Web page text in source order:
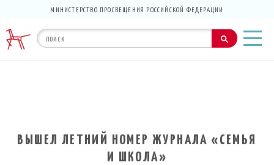
МИНИСТЕРСТВО ПРОСВЕЩЕНИЯ РОССИЙСКОЙ ФЕДЕРАЦИИ
ВЫШЕЛ ЛЕТНИЙ НОМЕР ЖУРНАЛА «СЕМЬЯ
И ШКОЛА»